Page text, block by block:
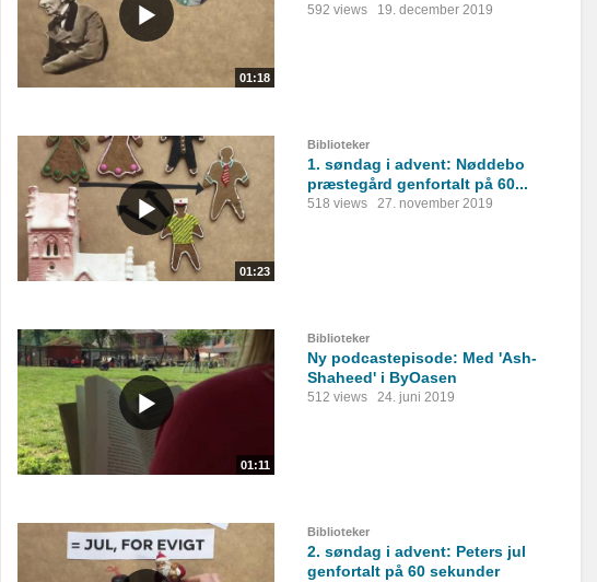
01:18
592 views 19. december 2019
01:23
Biblioteker
1. søndag i advent: Nøddebo
præstegård genfortalt på 60...
518 views 27. november 2019
01:11
Biblioteker
Ny podcastepisode: Med 'Ash-
Shaheed' i ByOasen
512 views 24. juni 2019
Biblioteker
2. søndag i advent: Peters jul
genfortalt på 60 sekunder